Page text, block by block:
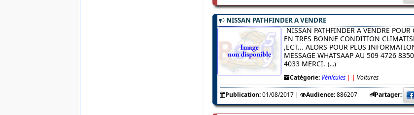
NISSAN PATHFINDER A VENDRE
NISSAN PATHFINDER A VENDRE
EN TRES BONNE CONDITION
,ECT... ALORS POUR PLUS
MESSAGE WHATSAAP AU 509 4726
4033 MERCI. (...)
Catégorie: Véhicules | | Voitures
Publication: 01/08/2017| Audience: 886207 Partager: